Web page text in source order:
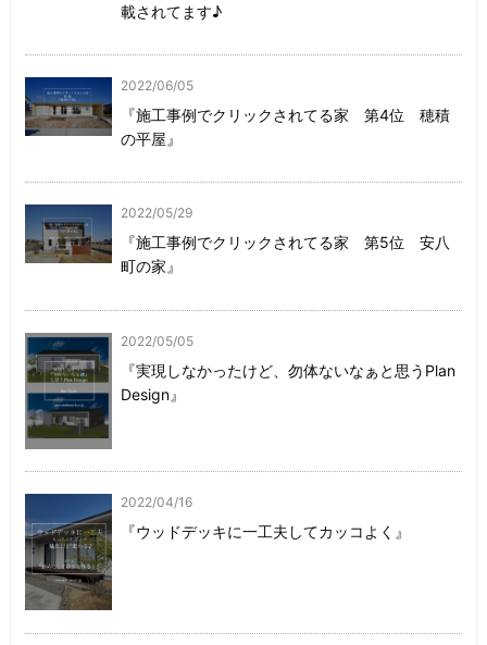
載されてます♪
2022/06/05
『施工事例でクリックされてる家 第4位 穂積
の平屋』
2022/05/29
『施工事例でクリックされてる家 第5位 安八
町の家』
2022/05/05
『実現しなかったけど、勿体ないなぁと思うPlan
Design』
2022/04/16
『ウッドデッキに一工夫してカッコよく』